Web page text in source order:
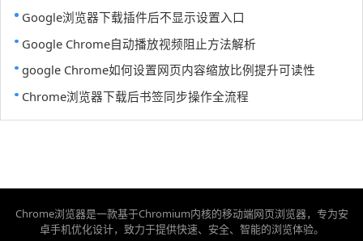
Google浏览器下载插件后不显示设置入口
Google Chrome自动播放视频阻止方法解析
google Chrome如何设置网页内容缩放比例提升可读性
Chrome浏览器下载后书签同步操作全流程
Chrome浏览器是一款基于Chromium内核的移动端网页浏览器，专为安
卓手机优化设计，致力于提供快速、安全、智能的浏览体验。